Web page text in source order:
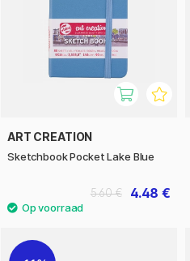
ART CREATION
Sketchbook Pocket Lake Blue
4.48 €
5.60 €